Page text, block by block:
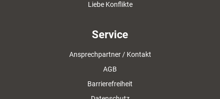
Liebe Konflikte
Service
Ansprechpartner / Kontakt
AGB
Barrierefreiheit